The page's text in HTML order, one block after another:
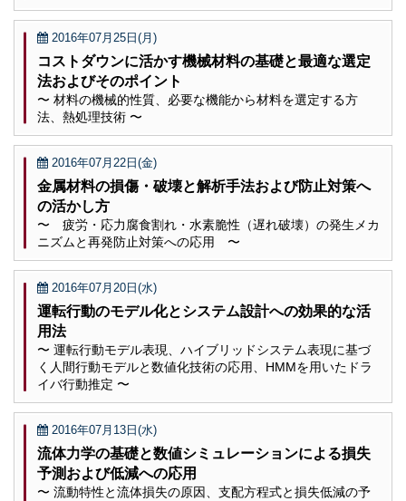
2016年07月25日(月)
コストダウンに活かす機械材料の基礎と最適な選定
法およびそのポイント
〜 材料の機械的性質、必要な機能から材料を選定する方
法、熱処理技術 〜
2016年07月22日(金)
金属材料の損傷・破壊と解析手法および防止対策へ
の活かし方
〜 疲労・応力腐食割れ・水素脆性（遅れ破壊）の発生メカ
ニズムと再発防止対策への応用 〜
2016年07月20日(水)
運転行動のモデル化とシステム設計への効果的な活
用法
〜 運転行動モデル表現、ハイブリッドシステム表現に基づ
く人間行動モデルと数値化技術の応用、HMMを用いたドラ
イバ行動推定 〜
2016年07月13日(水)
流体力学の基礎と数値シミュレーションによる損失
予測および低減への応用
〜 流動特性と流体損失の原因、支配方程式と損失低減の予